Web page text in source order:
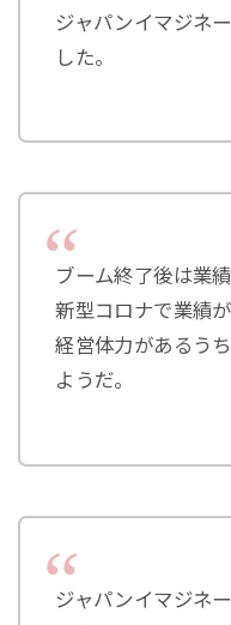
ジャパンイマジネ
した。
ブーム終了後は業
新型コロナで業績
経営体力があるう
ようだ。
ジャパンイマジネ